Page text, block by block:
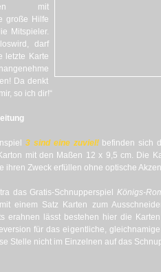
mit
große Hilfe
Mitspieler.
darf
letzte Karte
Da denkt
so ich dir!“
3 sind eine zuviel!befinden sich
mit den Maßen 12 x 9,5 cm. Die
ihren Zweck erfüllen ohne optische
das Gratis-Schnupperspiel Königs-
einem Satz Karten zum
erahnen lässt bestehen hier die
für das eigentliche,
Stelle nicht im Einzelnen auf das